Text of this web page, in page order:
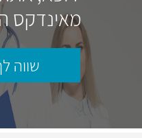
מאינדקס
שווה